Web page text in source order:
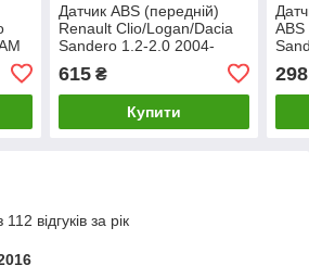
Датчик ABS (передній)
Renault Clio/Logan/Dacia
Sandero 1.2-2.0 2004-
(L=580) OE: 479101292R
MAGNETI MARELLI
MWSS017
615₴
Купити
298
відгуків за рік